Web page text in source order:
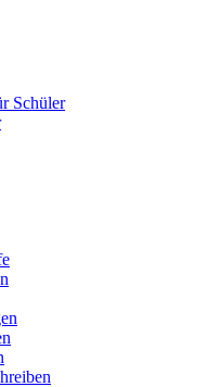
Schüler